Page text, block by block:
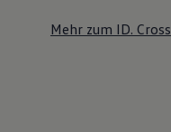
Mehr zum ID. Cross